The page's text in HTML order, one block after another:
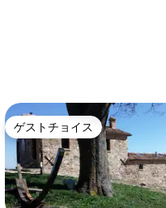
、5つ星中4.88つ星の平均評価
ゲストチョイス
ゲストチョイス